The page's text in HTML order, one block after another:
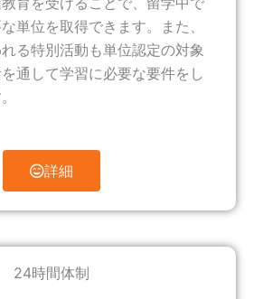
単位を取得できます。また、
る特別活動も単位認定の対象
通して学習に必要な要件をし
詳細
24時間体制